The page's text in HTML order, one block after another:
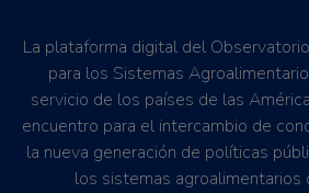
La plataforma digital del
para los Sistemas
servicio de los países de las
encuentro para el intercambio de
la nueva generación de políticas
los sistemas agroalimentarios